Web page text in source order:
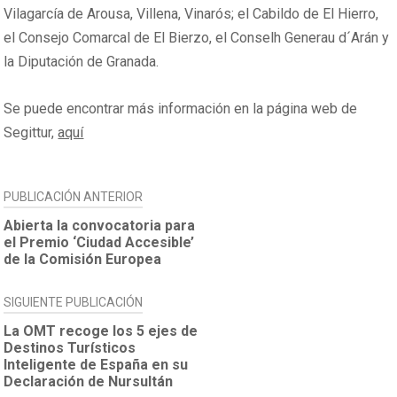
Vilagarcía de Arousa, Villena, Vinarós; el Cabildo de El Hierro,
el Consejo Comarcal de El Bierzo, el Conselh Generau d´Arán y
la Diputación de Granada.
Se puede encontrar más información en la página web de
Segittur,aquí
NAVEGACIÓN
DE
ENTRADAS
PUBLICACIÓN ANTERIOR
Abierta la convocatoria para
el Premio ‘Ciudad Accesible’
de la Comisión Europea
SIGUIENTE PUBLICACIÓN
La OMT recoge los 5 ejes de
Destinos Turísticos
Inteligente de España en su
Declaración de Nursultán